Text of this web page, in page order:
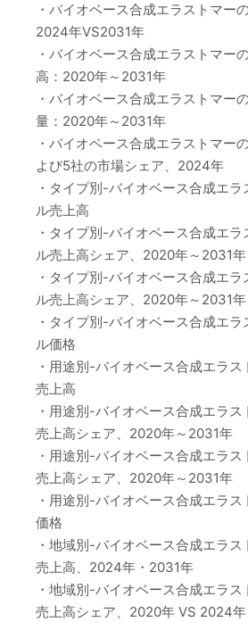
・バイオベース合成エラストマー
2024年VS2031年
・バイオベース合成エラストマー
高：2020年～2031年
・バイオベース合成エラストマー
量：2020年～2031年
・バイオベース合成エラストマー
よび5社の市場シェア、2024年
・タイプ別-バイオベース合成エ
ル売上高
・タイプ別-バイオベース合成エ
ル売上高シェア、2020年～2031年
・タイプ別-バイオベース合成エ
ル売上高シェア、2020年～2031年
・タイプ別-バイオベース合成エ
ル価格
・用途別-バイオベース合成エラ
売上高
・用途別-バイオベース合成エラ
売上高シェア、2020年～2031年
・用途別-バイオベース合成エラ
売上高シェア、2020年～2031年
・用途別-バイオベース合成エラ
価格
・地域別-バイオベース合成エラ
売上高、2024年・2031年
・地域別-バイオベース合成エラ
売上高シェア、2020年 VS 2024